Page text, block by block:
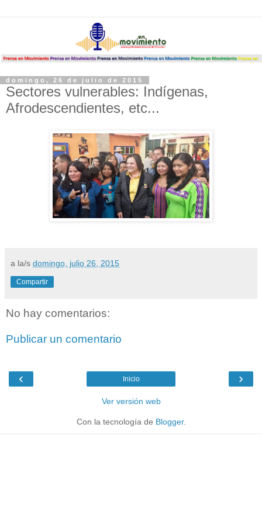
domingo, 26 de julio de 2015
Sectores vulnerables: Indígenas,
Afrodescendientes, etc...
a la/s domingo, julio 26, 2015
Compartir
No hay comentarios:
Publicar un comentario
‹ ›
Inicio
Ver versión web
Con la tecnología de Blogger.